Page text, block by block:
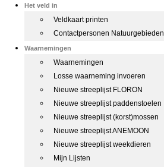
Het veld in
Veldkaart printen
Contactpersonen Natuurgebieden
Waarnemingen
Waarnemingen
Losse waarneming invoeren
Nieuwe streeplijst FLORON
Nieuwe streeplijst paddenstoelen
Nieuwe streeplijst (korst)mossen
Nieuwe streeplijst ANEMOON
Nieuwe streeplijst weekdieren
Mijn Lijsten